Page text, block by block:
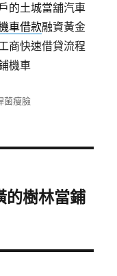
的土城當舖汽車
車借款融資黃金
商快速借貸流程
機車
菌瘦臉
的樹林當鋪